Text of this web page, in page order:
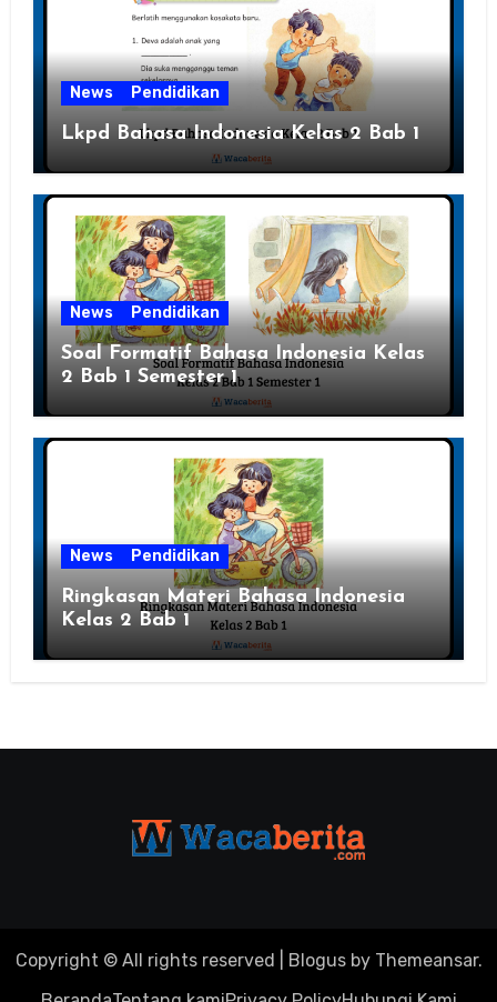
News Pendidikan
Lkpd Bahasa Indonesia Kelas 2 Bab 1
News Pendidikan
Soal Formatif Bahasa Indonesia Kelas
2 Bab 1 Semester 1
News Pendidikan
Ringkasan Materi Bahasa Indonesia
Kelas 2 Bab 1
Copyright © All rights reserved Blogusby Themeansar.